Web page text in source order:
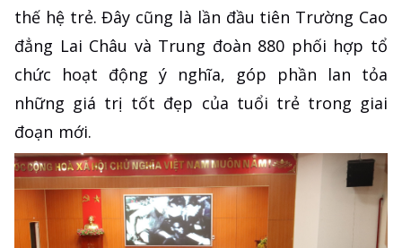
thế hệ trẻ. Đây cũng là lần đầu tiên Trường Cao
đẳng Lai Châu và Trung đoàn 880 phối hợp tổ
chức hoạt động ý nghĩa, góp phần lan tỏa
những giá trị tốt đẹp của tuổi trẻ trong giai
đoạn mới.